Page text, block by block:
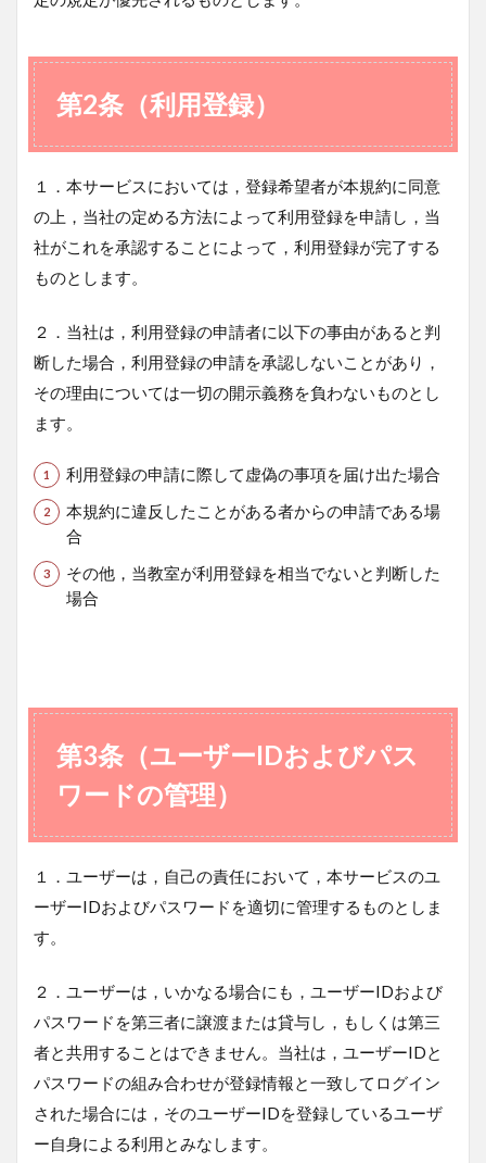
第2条（利用登録）
１．本サービスにおいては，登録希望者が本規約に同意
の上，当社の定める方法によって利用登録を申請し，当
社がこれを承認することによって，利用登録が完了する
ものとします。
２．当社は，利用登録の申請者に以下の事由があると判
断した場合，利用登録の申請を承認しないことがあり，
その理由については一切の開示義務を負わないものとし
ます。
利用登録の申請に際して虚偽の事項を届け出た場合
本規約に違反したことがある者からの申請である場
合
その他，当教室が利用登録を相当でないと判断した
場合
第3条（ユーザーIDおよびパス
ワードの管理）
１．ユーザーは，自己の責任において，本サービスのユ
ーザーIDおよびパスワードを適切に管理するものとしま
す。
２．ユーザーは，いかなる場合にも，ユーザーIDおよび
パスワードを第三者に譲渡または貸与し，もしくは第三
者と共用することはできません。当社は，ユーザーIDと
パスワードの組み合わせが登録情報と一致してログイン
された場合には，そのユーザーIDを登録しているユーザ
ー自身による利用とみなします。